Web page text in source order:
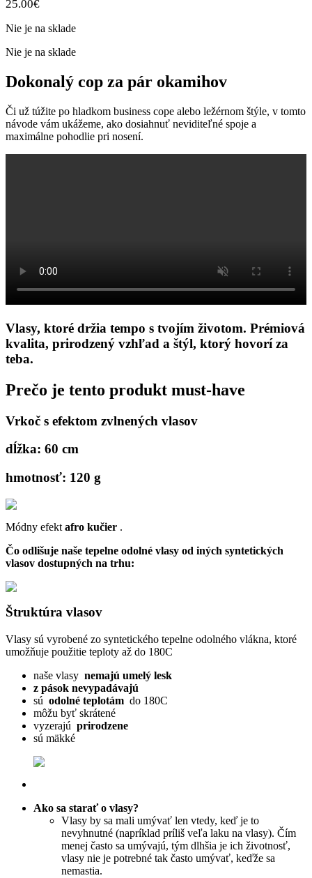
25.00€
Nie je na sklade
Nie je na sklade
Dokonalý cop za pár okamihov
Či už túžite po hladkom business cope alebo ležérnom štýle, v tomto
návode vám ukážeme, ako dosiahnuť neviditeľné spoje a
maximálne pohodlie pri nosení.
Vlasy, ktoré držia tempo s tvojím životom. Prémiová
kvalita, prirodzený vzhľad a štýl, ktorý hovorí za
teba.
Prečo je tento produkt must-have
Vrkoč s efektom zvlnených vlasov
dĺžka: 60 cm
hmotnosť: 120 g
Módny efekt afro kučier .
Čo odlišuje naše tepelne odolné vlasy od iných syntetických
vlasov dostupných na trhu:
Štruktúra vlasov
Vlasy sú vyrobené zo syntetického tepelne odolného vlákna, ktoré
umožňuje použitie teploty až do 180C
naše vlasy nemajú umelý lesk
z pások nevypadávajú
sú odolné teplotám do 180C
môžu byť skrátené
vyzerajú prirodzene
sú mäkké
Ako sa starať o vlasy?
Vlasy by sa mali umývať len vtedy, keď je to
nevyhnutné (napríklad príliš veľa laku na vlasy). Čím
menej často sa umývajú, tým dlhšia je ich životnosť,
vlasy nie je potrebné tak často umývať, keďže sa
nemastia.